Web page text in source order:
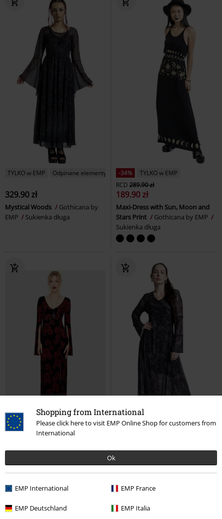
Shopping from International
Please click here to visit EMP Online Shop for customers from
International
Ok
EMP International EMP France
EMP Deutschland EMP Italia
TYLKO w EMP Odpinane elementy
329.90 zł
Mystical Woods
Gothicana by
EMP
Sukienka długa
-34%
TYLKO w EMP
RCD 289.90 zł
189.90 zł
Maxi-Dress with Sun, Moon and
Stars Print
Gothicana by EMP
Sukienka długa
Pandora's Rose Maxi Dress
Killstar
2-in-1 Dress
Rock Rebel by EMP